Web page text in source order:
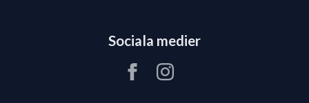
Sociala medier